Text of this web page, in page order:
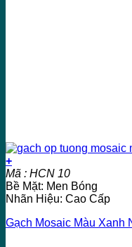
+
Mã : HCN 10
Bề Mặt: Men Bóng
Nhãn Hiệu: Cao Cấp
Gạch Mosaic Màu Xanh